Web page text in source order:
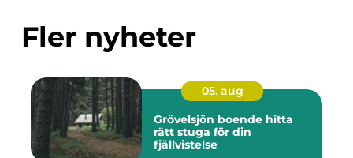
Fler nyheter
05. aug
Grövelsjön boende hitta
rätt stuga för din
fjällvistelse